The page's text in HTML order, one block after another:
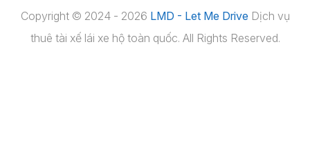
Copyright © 2024 - 2026 LMD - Let Me Drive Dịch vụ
thuê tài xế lái xe hộ toàn quốc. All Rights Reserved.